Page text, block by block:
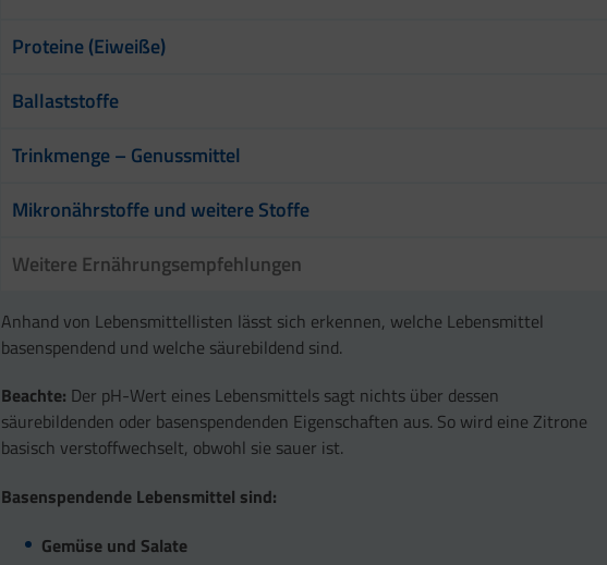
Proteine (Eiweiße)
Ballaststoffe
Trinkmenge – Genussmittel
Mikronährstoffe und weitere Stoffe
Weitere Ernährungsempfehlungen
Anhand von Lebensmittellisten lässt sich erkennen, welche Lebensmittel
basenspendend und welche säurebildend sind.
Beachte: Der pH-Wert eines Lebensmittels sagt nichts über dessen
säurebildenden oder basenspendenden Eigenschaften aus. So wird eine Zitrone
basisch verstoffwechselt, obwohl sie sauer ist.
Basenspendende Lebensmittel sind:
Gemüse und Salate